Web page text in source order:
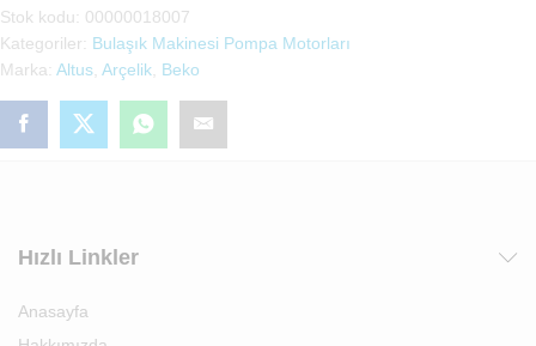
Stok kodu: 00000018007
Kategoriler: Bulaşık Makinesi Pompa Motorları
Marka: Altus Arçelik Beko
Hızlı Linkler
Anasayfa